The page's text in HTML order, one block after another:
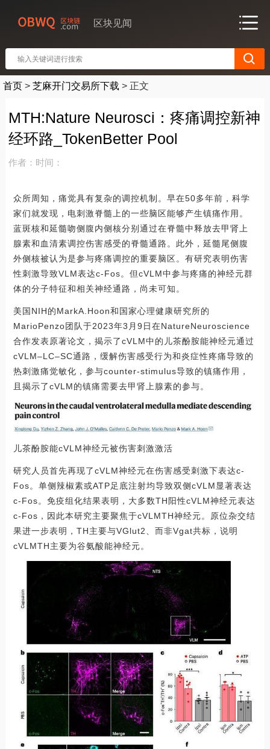
区块见闻
首页 > 芝麻开门交易所下载 > 正文
MTH:Nature Neurosci：疼痛调控新神
经环路_TokenBetter Pool
作者： 时间：
众所周知，痛觉具有复杂的调控机制。早在50多年前，科学
家们就发现，电刺激脊髓上的一些脑区能够产生镇痛作用。
蓝斑核和延髓吻侧腹内侧核分别通过在脊髓中释放去甲肾上
腺素和血清素调控伤害感受的脊髓通路。此外，延髓尾侧腹
外侧核被认为是参与疼痛调控的重要脑区。有研究表明伤害
性刺激导致VLM表达c-Fos。但cVLM中参与疼痛的神经元群
体的分子特征和相关神经通路，尚未可知。
美国NIH的MarkA.Hoon和国家心理健康研究所的
MarioPenzo团队于2023年3月9日在NatureNeuroscience
合作发表原著论文，揭示了cVLM中的儿茶酚胺能神经元通过
cVLM–LC–SC通路，缓解伤害感受行为和炎症性疼痛导致的
热刺激痛觉敏化，参与counter-stimulus导致的镇痛作用，
且揭示了cVLM的镇痛需要去甲肾上腺素的参与。
儿茶酚胺能cVLM神经元被伤害刺激激活
研究人员首先再现了cVLM神经元在伤害感受刺激下表达c-
Fos。单侧辣椒素或ATP足底注射均导致双侧cVLM显著表达
c-Fos。免疫组化结果表明，大多数TH阳性cVLM神经元表达
c-Fos，因此本研究主要聚焦于cVLMTH神经元。原位杂交结
果进一步表明，TH主要与VGlut2、而非Vgat共标，说明
cVLMTH主要为谷氨酸能神经元。